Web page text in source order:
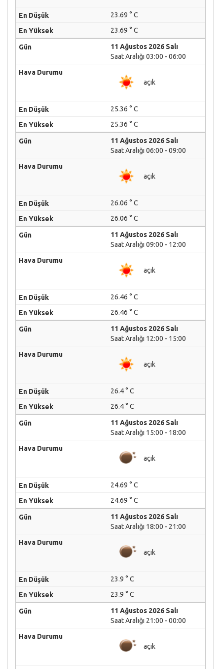
23.69 ° C
23.69 ° C
11 Ağustos 2026 Salı
Saat Aralığı 03:00 - 06:00
açık
25.36 ° C
25.36 ° C
11 Ağustos 2026 Salı
Saat Aralığı 06:00 - 09:00
açık
26.06 ° C
26.06 ° C
11 Ağustos 2026 Salı
Saat Aralığı 09:00 - 12:00
açık
26.46 ° C
26.46 ° C
11 Ağustos 2026 Salı
Saat Aralığı 12:00 - 15:00
açık
26.4 ° C
26.4 ° C
11 Ağustos 2026 Salı
Saat Aralığı 15:00 - 18:00
açık
24.69 ° C
24.69 ° C
11 Ağustos 2026 Salı
Saat Aralığı 18:00 - 21:00
açık
23.9 ° C
23.9 ° C
11 Ağustos 2026 Salı
Saat Aralığı 21:00 - 00:00
açık